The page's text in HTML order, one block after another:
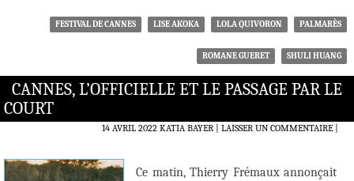
FESTIVAL DE CANNES LISE AKOKA LOLA QUIVORON PALMARÈS
ROMANE GUERET SHULI HUANG
CANNES, L’OFFICIELLE ET LE PASSAGE PAR LE
COURT
14 AVRIL 2022 KATIA BAYER LAISSER UN COMMENTAIRE|
Ce matin, Thierry Frémaux annonçait